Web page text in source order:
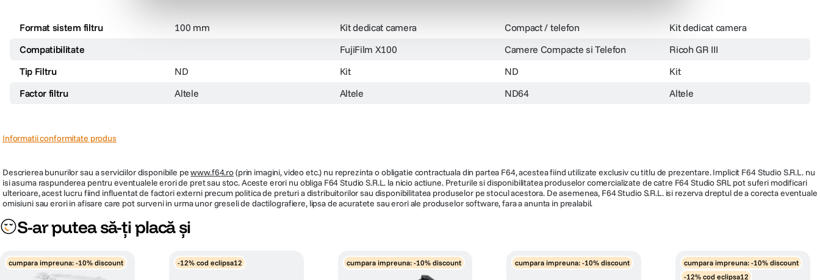
Format sistem filtru 100 mm Kit dedicat camera Compact / telefon
Kit dedicat camera
Compatibilitate
FujiFilm X100 Camere Compacte si Telefon
Ricoh GR III
Tip Filtru
ND Kit ND
Kit
Factor filtru
Altele Altele ND64 Altele
Informatii conformitate produs
Descrierea bunurilor sau a serviciilor disponibile pewww.f64.ro(prin imagini, video etc.) nu reprezinta o obligatie contractuala din partea F64, acestea fiind utilizate exclusiv cu titlu de prezentare. Implicit F64 Studio S.R.L. nu
isi asuma raspunderea pentru eventualele erori de pret sau stoc. Aceste erori nu obliga F64 Studio S.R.L. la nicio actiune. Preturile si disponibilitatea produselor comercializate de catre F64 Studio SRL pot suferi modificari
ulterioare, acest lucru fiind influentat de factori externi precum politica de preturi a distribuitorilor sau disponibilitatea produselor pe stocul acestora. De asemenea, F64 Studio S.R.L. isi rezerva dreptul de a corecta eventuale
omisiuni sau erori in afisare care pot surveni in urma unor greseli de dactilografiere, lipsa de acuratete sau erori ale produselor software, fara a anunta in prealabil.
S-ar putea să-ți placă și
cumpara impreuna: -10% discount -12% cod eclipsa12 cumpara impreuna: -10% discount cumpara impreuna: -10% discount
cumpara impreuna: -10% discount
-12% cod eclipsa12